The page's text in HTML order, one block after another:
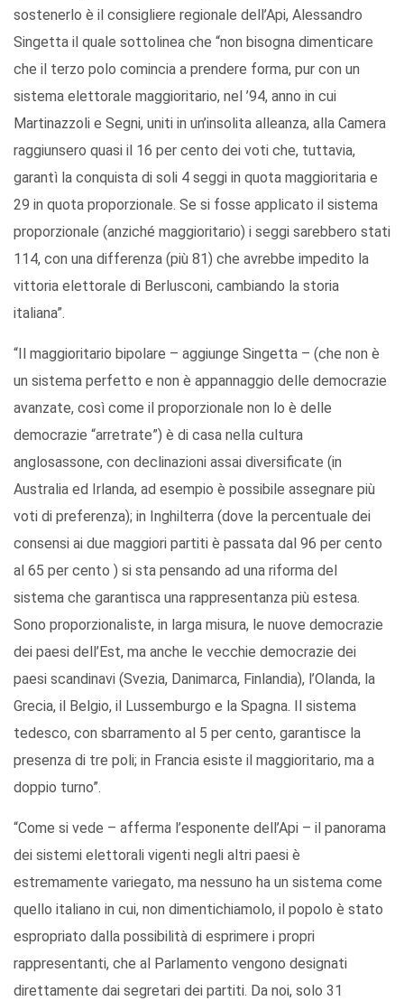
sostenerlo è il consigliere regionale dell’Api, Alessandro
Singetta il quale sottolinea che “non bisogna dimenticare
che il terzo polo comincia a prendere forma, pur con un
sistema elettorale maggioritario, nel ’94, anno in cui
Martinazzoli e Segni, uniti in un’insolita alleanza, alla Camera
raggiunsero quasi il 16 per cento dei voti che, tuttavia,
garantì la conquista di soli 4 seggi in quota maggioritaria e
29 in quota proporzionale. Se si fosse applicato il sistema
proporzionale (anziché maggioritario) i seggi sarebbero stati
114, con una differenza (più 81) che avrebbe impedito la
vittoria elettorale di Berlusconi, cambiando la storia
italiana”.
“Il maggioritario bipolare – aggiunge Singetta – (che non è
un sistema perfetto e non è appannaggio delle democrazie
avanzate, così come il proporzionale non lo è delle
democrazie “arretrate”) è di casa nella cultura
anglosassone, con declinazioni assai diversificate (in
Australia ed Irlanda, ad esempio è possibile assegnare più
voti di preferenza); in Inghilterra (dove la percentuale dei
consensi ai due maggiori partiti è passata dal 96 per cento
al 65 per cento ) si sta pensando ad una riforma del
sistema che garantisca una rappresentanza più estesa.
Sono proporzionaliste, in larga misura, le nuove democrazie
dei paesi dell’Est, ma anche le vecchie democrazie dei
paesi scandinavi (Svezia, Danimarca, Finlandia), l’Olanda, la
Grecia, il Belgio, il Lussemburgo e la Spagna. Il sistema
tedesco, con sbarramento al 5 per cento, garantisce la
presenza di tre poli; in Francia esiste il maggioritario, ma a
doppio turno”.
“Come si vede – afferma l’esponente dell’Api – il panorama
dei sistemi elettorali vigenti negli altri paesi è
estremamente variegato, ma nessuno ha un sistema come
quello italiano in cui, non dimentichiamolo, il popolo è stato
espropriato dalla possibilità di esprimere i propri
rappresentanti, che al Parlamento vengono designati
direttamente dai segretari dei partiti. Da noi, solo 31